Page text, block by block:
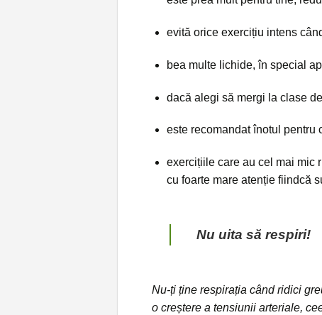
evită orice exercițiu intens
bea multe lichide, în special
dacă alegi să mergi la clase
este recomandat înotul pentru
exercițiile care au cel mai mic
cu foarte mare atenție fiindcă
Nu uita să respiri!
Nu-ți ține respirația când ridici
o creștere a tensiunii arteriale,